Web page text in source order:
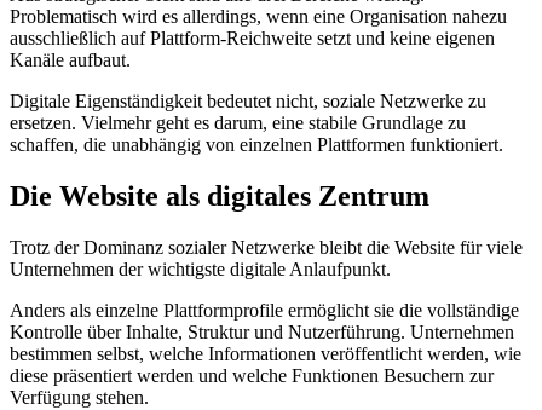
Problematisch wird es allerdings, wenn eine Organisation nahezu
ausschließlich auf Plattform-Reichweite setzt und keine eigenen
Kanäle aufbaut.
Digitale Eigenständigkeit bedeutet nicht, soziale Netzwerke zu
ersetzen. Vielmehr geht es darum, eine stabile Grundlage zu
schaffen, die unabhängig von einzelnen Plattformen funktioniert.
Die Website als digitales Zentrum
Trotz der Dominanz sozialer Netzwerke bleibt die Website für viele
Unternehmen der wichtigste digitale Anlaufpunkt.
Anders als einzelne Plattformprofile ermöglicht sie die vollständige
Kontrolle über Inhalte, Struktur und Nutzerführung. Unternehmen
bestimmen selbst, welche Informationen veröffentlicht werden, wie
diese präsentiert werden und welche Funktionen Besuchern zur
Verfügung stehen.